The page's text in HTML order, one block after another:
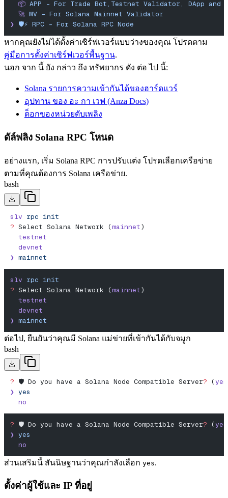
  📦
APP - For Trade Bot,Testnet Validator, DApp and
  🚀
MV - For Solana Mainnet Validator
❯ 🛡️⚡️ RPC - For Solana RPC Node
หากคุณยังไม่ได้ตั้งค่าเซิร์ฟเวอร์แบบว่างของคุณ โปรดตาม
คู่มือการตั้งค่าเซิร์ฟเวอร์พื้นฐาน.
นอก จาก นี้ ยัง กล่าว ถึง ทรัพยากร ดัง ต่อ ไป นี้:
Solana รายการความเข้ากันได้ของฮาร์ดแวร์
อุปทาน ของ อะ กา เวฟ (Anza Docs)
ด็อกของหน่วยดับเพลิง
ดัล์ฟลิง Solana RPC โหนด
อย่างแรก, เริ่ม Solana RPC การปรับแต่ง โปรดเลือกเครือข่าย
ตามที่คุณต้องการ Solana เครือข่าย.
bash
slv rpc init
? Select Solana Network (mainnet)
  testnet
  devnet
❯ mainnet
slv rpc init
? Select Solana Network (mainnet)
  testnet
  devnet
❯ mainnet
ต่อไป, ยืนยันว่าคุณมี Solana แม่ข่ายที่เข้ากันได้กับจมูก
bash
? 🛡️ Do you have a Solana Node Compatible Server? (yes
❯ yes
  no
? 🛡️ Do you have a Solana Node Compatible Server? (yes
❯ yes
  no
ส่วนเสริมนี้ สันนิษฐานว่าคุณกําลังเลือก yes.
ตั้งค่าผู้ใช้และ IP ที่อยู่